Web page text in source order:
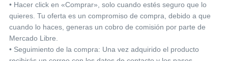
• Hacer click en «Comprar», solo cuando estés seguro que lo
quieres. Tu oferta es un compromiso de compra, debido a que
cuando lo haces, generas un cobro de comisión por parte de
Mercado Libre.
• Seguimiento de la compra: Una vez adquirido el producto